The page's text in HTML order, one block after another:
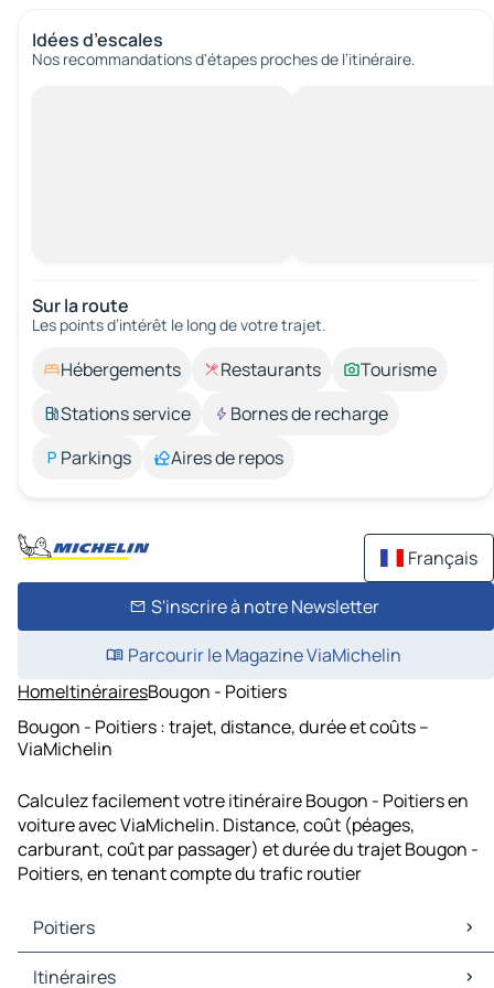
Idées d’escales
Nos recommandations d'étapes proches de l’itinéraire.
Sur la route
Les points d’intérêt le long de votre trajet.
Hébergements Restaurants
Tourisme
Stations service
Bornes de recharge
Parkings
Aires de repos
Français
S'inscrire à notre Newsletter
Parcourir le Magazine ViaMichelin
HomeItinérairesBougon - Poitiers
Bougon - Poitiers : trajet, distance, durée et coûts –
ViaMichelin
Calculez facilement votre itinéraire Bougon - Poitiers en
voiture avec ViaMichelin. Distance, coût (péages,
carburant, coût par passager) et durée du trajet Bougon -
Poitiers, en tenant compte du trafic routier
Poitiers
Poitiers Cartes et plans
Itinéraires